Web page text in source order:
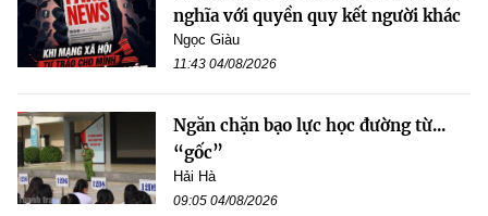
nghĩa với quyền quy kết người khác
Ngọc Giàu
11:43 04/08/2026
Ngăn chặn bạo lực học đường từ...
“gốc”
Hải Hà
09:05 04/08/2026